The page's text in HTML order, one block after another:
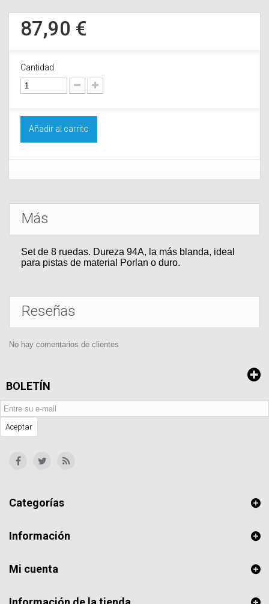
87,90 €
Cantidad
Añadir al carrito
Más
Set de 8 ruedas. Dureza 94A, la más blanda, ideal
para pistas de material Porlan o duro.
Reseñas
No hay comentarios de clientes
BOLETÍN
Aceptar
Categorías
Información
Mi cuenta